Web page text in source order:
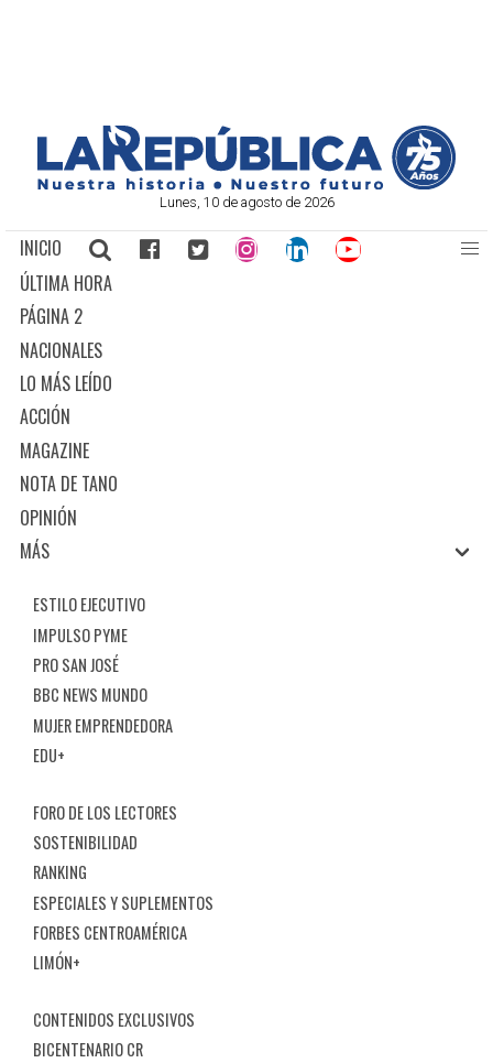
Lunes, 10 de agosto de 2026
INICIO
ÚLTIMA HORA
PÁGINA 2
NACIONALES
LO MÁS LEÍDO
ACCIÓN
MAGAZINE
NOTA DE TANO
OPINIÓN
MÁS
ESTILO EJECUTIVO
IMPULSO PYME
PRO SAN JOSÉ
BBC NEWS MUNDO
MUJER EMPRENDEDORA
EDU+
FORO DE LOS LECTORES
SOSTENIBILIDAD
RANKING
ESPECIALES Y SUPLEMENTOS
FORBES CENTROAMÉRICA
LIMÓN+
CONTENIDOS EXCLUSIVOS
BICENTENARIO CR